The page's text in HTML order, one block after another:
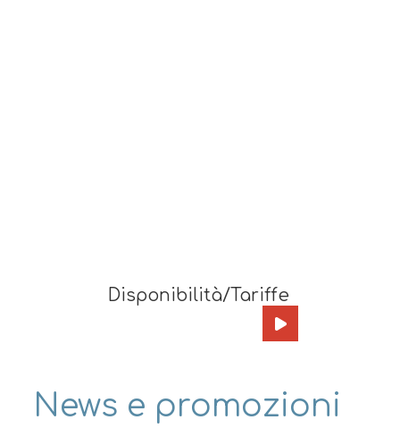
Disponibilità/Tariffe
News e promozioni